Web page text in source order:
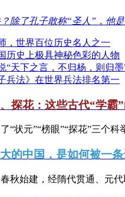
除了孔子敢称“圣人”，他
，世界百位历史名人之一
历史上极具神秘色彩的人物
“天下之言，不归杨，则归墨
兵法》在世界兵法排名第一
探花：这些古代“学霸
“状元”“榜眼”“探花”三个
的中国，是如何被一条
秋始建，经隋代贯通、元